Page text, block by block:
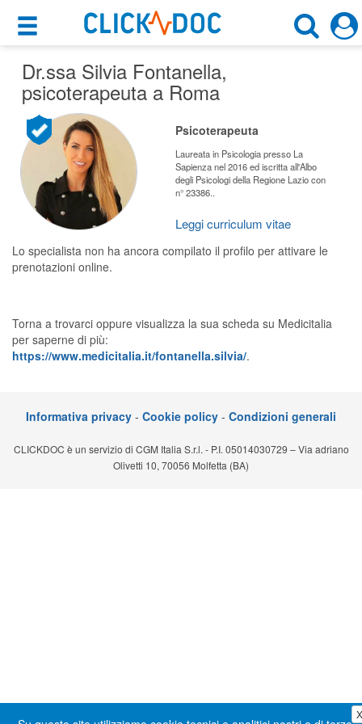
×
Motore di ricerca
×
Cerca uno specialista
Psicoterapeuta
Roma (RM)
CERCA
Cosa possiamo offrirti
Per i pazienti
Prenota una visita
Ricerca specialisti
Consulti online
Prenotazioni online
Planner e rubrica in cloud
Teleconsulto
Dr.ssa Silvia Fontanella,
psicoterapeuta a Roma
Psicoterapeuta
Laureata in Psicologia presso La
Sapienza nel 2016 ed iscritta all'Albo
degli Psicologi della Regione Lazio con
n° 23386..
Leggi curriculum vitae
Lo specialista non ha ancora compilato il profilo per attivare le
prenotazioni online.
Torna a trovarci oppure visualizza la sua scheda su Medicitalia
per saperne di più:
https://www.medicitalia.it/fontanella.silvia/.
X
Informativa privacy - Cookie policy - Condizioni generali
CLICKDOC è un servizio di CGM Italia S.r.l. - P.I. 05014030729 – Via adriano
Olivetti 10, 70056 Molfetta (BA)